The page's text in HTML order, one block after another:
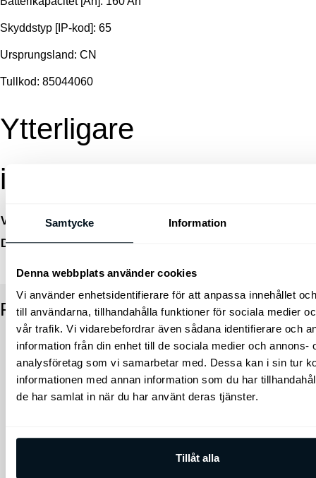
Samtycke Information
Denna webbplats använder cookies
Vi använder enhetsidentifierare för att anpassa innehållet
till användarna, tillhandahålla funktioner för sociala medier
vår trafik. Vi vidarebefordrar även sådana identifierare och
information från din enhet till de sociala medier och annons-
analysföretag som vi samarbetar med. Dessa kan i sin tur
informationen med annan information som du har
de har samlat in när du har använt deras tjänster.
Tillåt alla
Skyddstyp [IP-kod]: 65
Ursprungsland: CN
Tullkod: 85044060
Ytterligare
information
Vikt
1 kg
Dimensioner25 × 20 × 15 cm
RELATERADE PRODUKTER